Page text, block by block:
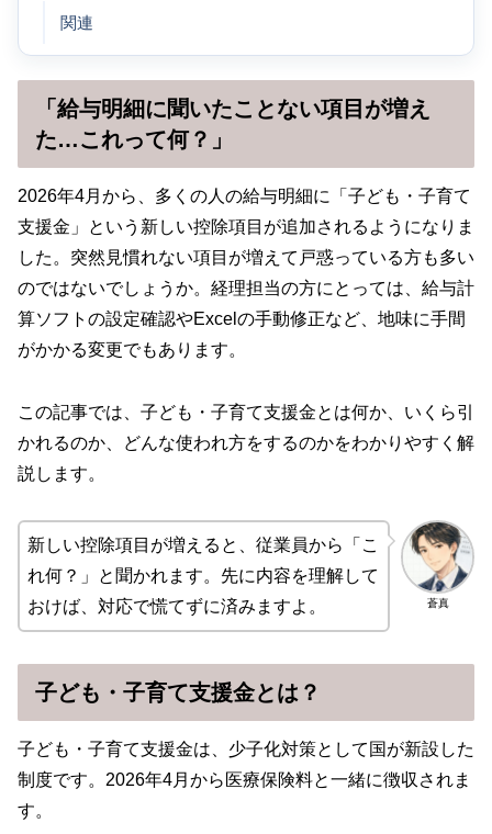
関連
「給与明細に聞いたことない項目が増え
た…これって何？」
2026年4月から、多くの人の給与明細に「子ども・子育て
支援金」という新しい控除項目が追加されるようになりま
した。突然見慣れない項目が増えて戸惑っている方も多い
のではないでしょうか。経理担当の方にとっては、給与計
算ソフトの設定確認やExcelの手動修正など、地味に手間
がかかる変更でもあります。
この記事では、子ども・子育て支援金とは何か、いくら引
かれるのか、どんな使われ方をするのかをわかりやすく解
説します。
蒼真
新しい控除項目が増えると、従業員から「こ
れ何？」と聞かれます。先に内容を理解して
おけば、対応で慌てずに済みますよ。
子ども・子育て支援金とは？
子ども・子育て支援金は、少子化対策として国が新設した
制度です。2026年4月から医療保険料と一緒に徴収されま
す。